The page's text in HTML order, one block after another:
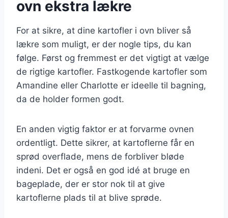
ovn ekstra lækre
For at sikre, at dine kartofler i ovn bliver så
lækre som muligt, er der nogle tips, du kan
følge. Først og fremmest er det vigtigt at vælge
de rigtige kartofler. Fastkogende kartofler som
Amandine eller Charlotte er ideelle til bagning,
da de holder formen godt.
En anden vigtig faktor er at forvarme ovnen
ordentligt. Dette sikrer, at kartoflerne får en
sprød overflade, mens de forbliver bløde
indeni. Det er også en god idé at bruge en
bageplade, der er stor nok til at give
kartoflerne plads til at blive sprøde.